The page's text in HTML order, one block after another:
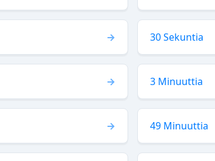
30 Sekuntia
3 Minuuttia
49 Minuuttia